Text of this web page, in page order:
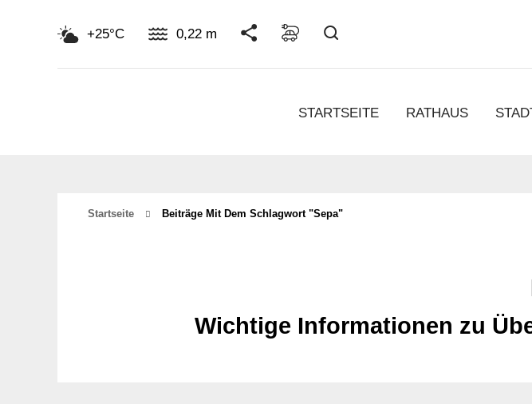
+25°C 0,22 m
STARTSEITE RATHAUS
Startseite Beiträge Mit Dem Schlagwort "sepa"
Wichtige Informationen zu